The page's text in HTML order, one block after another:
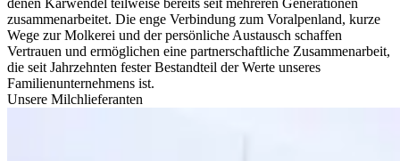
zusammenarbeitet. Die enge Verbindung zum Voralpenland, kurze
Wege zur Molkerei und der persönliche Austausch schaffen
Vertrauen und ermöglichen eine partnerschaftliche Zusammenarbeit,
die seit Jahrzehnten fester Bestandteil der Werte unseres
Familienunternehmens ist.
Unsere Milchlieferanten